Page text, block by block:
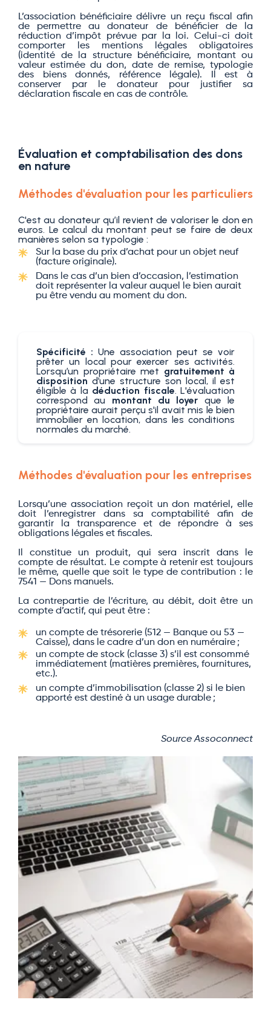
L’association bénéficiaire délivre un reçu fiscal afin
de permettre au donateur de bénéficier de la
réduction d’impôt prévue par la loi. Celui-ci doit
comporter les mentions légales obligatoires
(identité de la structure bénéficiaire, montant ou
valeur estimée du don, date de remise, typologie
des biens donnés, référence légale). Il est à
conserver par le donateur pour justifier sa
déclaration fiscale en cas de contrôle.
Évaluation et comptabilisation des dons
en nature
Méthodes d'évaluation pour les particuliers
C'est au donateur qu’il revient de valoriser le don en
euros. Le calcul du montant peut se faire de deux
manières selon sa typologie :
Sur la base du prix d’achat pour un objet neuf
(facture originale).
Dans le cas d’un bien d’occasion, l’estimation
doit représenter la valeur auquel le bien aurait
pu être vendu au moment du don.
Spécificité : Une association peut se voir
prêter un local pour exercer ses activités.
Lorsqu’un propriétaire met gratuitement à
disposition d’une structure son local, il est
éligible à la déduction fiscale. L'évaluation
correspond au montant du loyer que le
propriétaire aurait perçu s'il avait mis le bien
immobilier en location, dans les conditions
normales du marché.
Méthodes d'évaluation pour les entreprises
Lorsqu’une association reçoit un don matériel, elle
doit l’enregistrer dans sa comptabilité afin de
garantir la transparence et de répondre à ses
obligations légales et fiscales.
Il constitue un produit, qui sera inscrit dans le
compte de résultat. Le compte à retenir est toujours
le même, quelle que soit le type de contribution : le
7541 — Dons manuels.
La contrepartie de l’écriture, au débit, doit être un
compte d’actif, qui peut être :
un compte de trésorerie (512 — Banque ou 53 —
Caisse), dans le cadre d’un don en numéraire ;
un compte de stock (classe 3) s’il est consommé
immédiatement (matières premières, fournitures,
etc.).
un compte d’immobilisation (classe 2) si le bien
apporté est destiné à un usage durable ;
Source Assoconnect